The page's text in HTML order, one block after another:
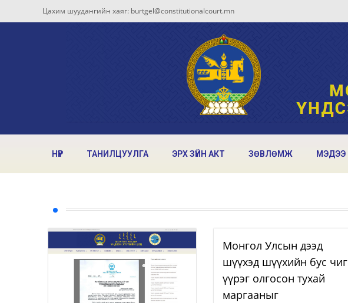
Цахим шуудангийн хаяг: burtgel@constitutionalcourt.mn
НҮҮР ТАНИЛЦУУЛГА ЭРХ ЗҮЙН АКТ ЗӨВЛӨМЖ МЭДЭЭ
Монгол Улсын дээд
шүүхэд шүүхийн бус чиг
үүрэг олгосон тухай
маргааныг